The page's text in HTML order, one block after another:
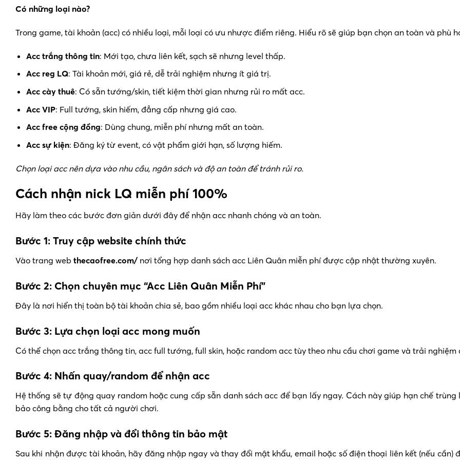
Có những loại nào?
Trong game, tài khoản (acc) có nhiều loại, mỗi loại có ưu nhược điểm riêng. Hiểu rõ sẽ giúp bạn chọn an toàn và phù
Acc trắng thông tin: Mới tạo, chưa liên kết, sạch sẽ nhưng level thấp.
Acc reg LQ: Tài khoản mới, giá rẻ, dễ trải nghiệm nhưng ít giá trị.
Acc cày thuê: Có sẵn tướng/skin, tiết kiệm thời gian nhưng rủi ro mất acc.
Acc VIP: Full tướng, skin hiếm, đẳng cấp nhưng giá cao.
Acc free cộng đồng: Dùng chung, miễn phí nhưng mất an toàn.
Acc sự kiện: Đăng ký từ event, có vật phẩm giới hạn, số lượng hiếm.
Chọn loại acc nên dựa vào nhu cầu, ngân sách và độ an toàn để tránh rủi ro.
Cách nhận nick LQ miễn phí 100%
Hãy làm theo các bước đơn giản dưới đây để nhận acc nhanh chóng và an toàn.
Bước 1: Truy cập website chính thức
Vào trang web thecaofree.com/ nơi tổng hợp danh sách acc Liên Quân miễn phí được cập nhật thường xuyên.
Bước 2: Chọn chuyên mục “Acc Liên Quân Miễn Phí”
Đây là nơi hiển thị toàn bộ tài khoản chia sẻ, bao gồm nhiều loại acc khác nhau cho bạn lựa chọn.
Bước 3: Lựa chọn loại acc mong muốn
Có thể chọn acc trắng thông tin, acc full tướng, full skin, hoặc random acc tùy theo nhu cầu chơi game và trải nghiệm
Bước 4: Nhấn quay/random để nhận acc
Hệ thống sẽ tự động quay random hoặc cung cấp sẵn danh sách acc để bạn lấy ngay. Cách này giúp hạn chế
bảo công bằng cho tất cả người chơi.
Bước 5: Đăng nhập và đổi thông tin bảo mật
Sau khi nhận được tài khoản, hãy đăng nhập ngay và thay đổi mật khẩu, email hoặc số điện thoại liên kết (nếu cần)